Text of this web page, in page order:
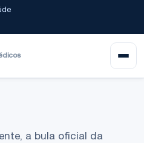
a bula oficial da